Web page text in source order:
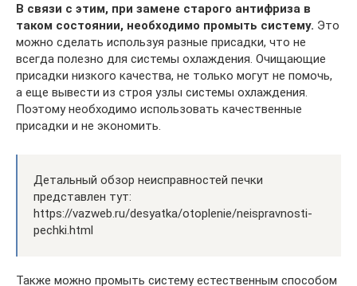
В связи с этим, при замене старого антифриза в
таком состоянии, необходимо промыть систему. Это
можно сделать используя разные присадки, что не
всегда полезно для системы охлаждения. Очищающие
присадки низкого качества, не только могут не помочь,
а еще вывести из строя узлы системы охлаждения.
Поэтому необходимо использовать качественные
присадки и не экономить.
Детальный обзор неисправностей печки
представлен тут:
https://vazweb.ru/desyatka/otoplenie/neispravnosti-
pechki.html
Также можно промыть систему естественным способом